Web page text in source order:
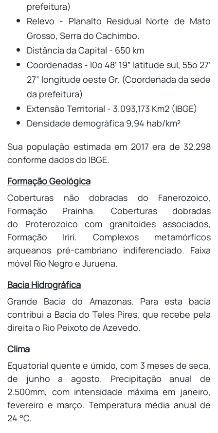
prefeitura)
Relevo - Planalto Residual Norte de Mato
Grosso, Serra do Cachimbo.
Distância da Capital - 650 km
Coordenadas - l0º 48’ 19” latitude sul, 55º 27’
27” longitude oeste Gr. (Coordenada da sede
da prefeitura)
Extensão Territorial - 3.093,173 Km2 (IBGE)
Densidade demográfica 9,94 hab/km²
Sua população estimada em 2017 era de 32.298
conforme dados do IBGE.
Formação Geológica
Coberturas não dobradas do Fanerozoico,
Formação Prainha. Coberturas dobradas
do Proterozoico com granitoides associados,
Formação Iriri. Complexos metamórficos
arqueanos pré-cambriano indiferenciado. Faixa
móvel Rio Negro e Juruena.
Bacia Hidrográfica
Grande Bacia do Amazonas. Para esta bacia
contribui a Bacia do Teles Pires, que recebe pela
direita o Rio Peixoto de Azevedo.
Clima
Equatorial quente e úmido, com 3 meses de seca,
de junho a agosto. Precipitação anual de
2.500mm, com intensidade máxima em janeiro,
fevereiro e março. Temperatura média anual de
24 °C.